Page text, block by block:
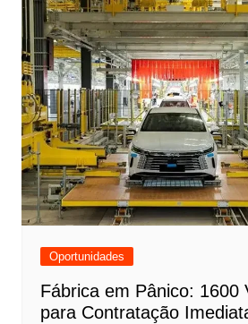
Oportunidades
Fábrica em Pânico: 1600
para Contratação